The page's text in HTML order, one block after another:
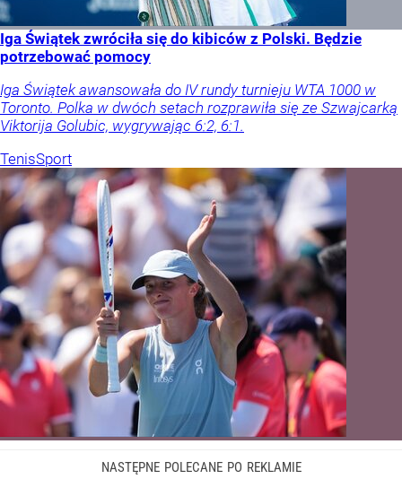
Iga Świątek zwróciła się do kibiców z Polski. Będzie
potrzebować pomocy
Iga Świątek awansowała do IV rundy turnieju WTA 1000 w
Toronto. Polka w dwóch setach rozprawiła się ze Szwajcarką
Viktorija Golubic, wygrywając 6:2, 6:1.
TenisSport